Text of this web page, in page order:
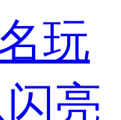
玩
亮